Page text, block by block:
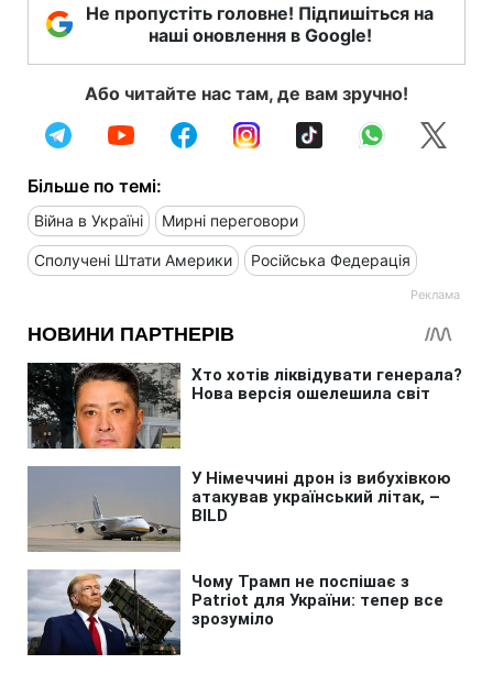
Не пропустіть головне! Підпишіться на
наші оновлення в Google!
Або читайте нас там, де вам зручно!
Більше по темі:
Війна в Україні Мирні переговори
Сполучені Штати Америки Російська Федерація